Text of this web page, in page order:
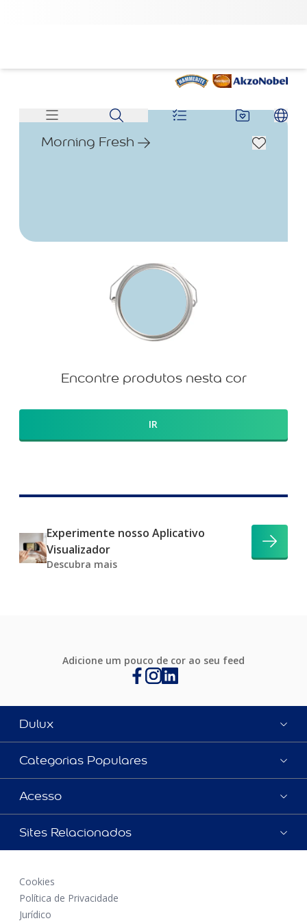
Morning Fresh
Encontre produtos nesta cor
IR
Experimente nosso Aplicativo
Visualizador
Descubra mais
Adicione um pouco de cor ao seu feed
Dulux
Categorias Populares
Acesso
Sites Relacionados
Cookies
Política de Privacidade
Jurídico